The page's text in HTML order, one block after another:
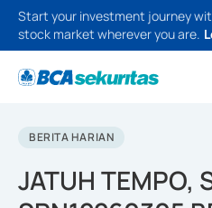
Start your investment journey
stock market wherever you are.
BERITA HARIAN
JATUH TEMPO,